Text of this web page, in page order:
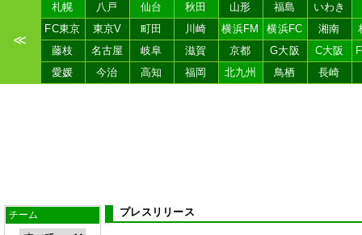
≪
札幌 八戸 仙台 秋田 山形 福島
いわき
FC東京
東京V 町田 川崎 横浜FM 横浜FC 湘南
藤枝
名古屋 岐阜 滋賀 京都 G大阪 C大阪
愛媛
今治 高知 福岡 北九州 鳥栖 長崎
チーム プレスリリース